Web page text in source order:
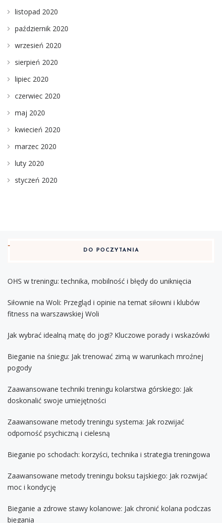
listopad 2020
październik 2020
wrzesień 2020
sierpień 2020
lipiec 2020
czerwiec 2020
maj 2020
kwiecień 2020
marzec 2020
luty 2020
styczeń 2020
DO POCZYTANIA
OHS w treningu: technika, mobilność i błędy do uniknięcia
Siłownie na Woli: Przegląd i opinie na temat siłowni i klubów
fitness na warszawskiej Woli
Jak wybrać idealną matę do jogi? Kluczowe porady i wskazówki
Bieganie na śniegu: Jak trenować zimą w warunkach mroźnej
pogody
Zaawansowane techniki treningu kolarstwa górskiego: Jak
doskonalić swoje umiejętności
Zaawansowane metody treningu systema: Jak rozwijać
odporność psychiczną i cielesną
Bieganie po schodach: korzyści, technika i strategia treningowa
Zaawansowane metody treningu boksu tajskiego: Jak rozwijać
moc i kondycję
Bieganie a zdrowe stawy kolanowe: Jak chronić kolana podczas
biegania